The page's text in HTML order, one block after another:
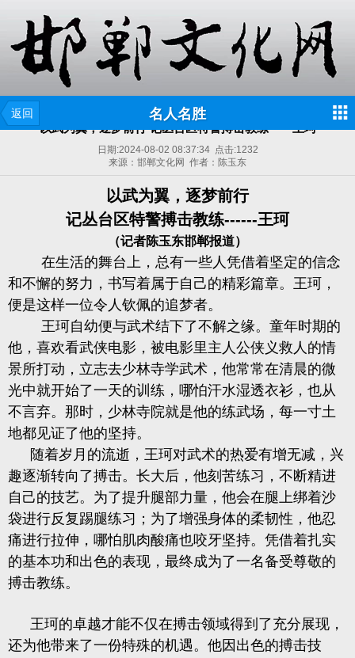
返回 名人名胜
以武为翼，逐梦前行 记丛台区特警搏击教练------王珂
日期:2024-08-02 08:37:34点击:1232
来源：邯郸文化网 作者：陈玉东
以武为翼，逐梦前行
记丛台区特警搏击教练------王珂
（记者陈玉东邯郸报道）
在生活的舞台上，总有一些人凭借着坚定的信念
和不懈的努力，书写着属于自己的精彩篇章。王珂，
便是这样一位令人钦佩的追梦者。
王珂自幼便与武术结下了不解之缘。童年时期的
他，喜欢看武侠电影，被电影里主人公侠义救人的情
景所打动，立志去少林寺学武术，他常常在清晨的微
光中就开始了一天的训练，哪怕汗水湿透衣衫，也从
不言弃。那时，少林寺院就是他的练武场，每一寸土
地都见证了他的坚持。
随着岁月的流逝，王珂对武术的热爱有增无减，兴
趣逐渐转向了搏击。长大后，他刻苦练习，不断精进
自己的技艺。为了提升腿部力量，他会在腿上绑着沙
袋进行反复踢腿练习；为了增强身体的柔韧性，他忍
痛进行拉伸，哪怕肌肉酸痛也咬牙坚持。凭借着扎实
的基本功和出色的表现，最终成为了一名备受尊敬的
搏击教练。
王珂的卓越才能不仅在搏击领域得到了充分展现，
还为他带来了一份特殊的机遇。他因出色的搏击技